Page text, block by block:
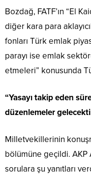
Bozdağ, FATF’ın “El
diğer kara para
fonları Türk emlak
parayı ise emlak
etmeleri” konusunda
“Yasayı takip eden
düzenlemeler
Milletvekillerinin
bölümüne geçildi.
sorulara şu yanıtları